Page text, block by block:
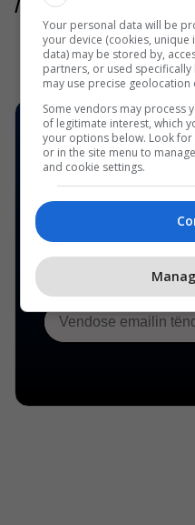
/Telegrafi/
Your personal data will be
your device (cookies,
data) may be stored by,
partners, or used
may use precise geolocation
Some vendors may process
of legitimate interest, which
your options below. Look
or in the site menu to
and cookie settings.